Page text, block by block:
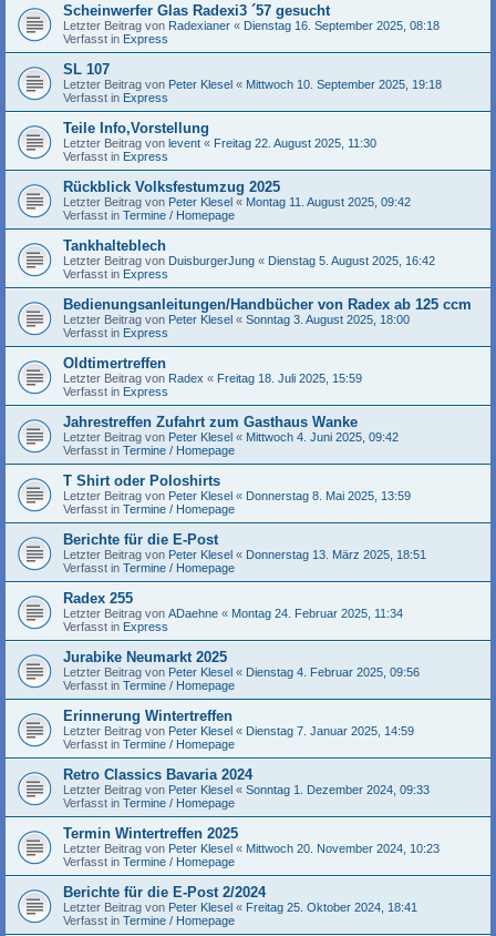
Scheinwerfer Glas Radexi3 ´57 gesucht
Letzter Beitrag von Radexianer « Dienstag 16. September 2025, 08:18
Verfasst in Express
SL 107
Letzter Beitrag von Peter Klesel « Mittwoch 10. September 2025, 19:18
Verfasst in Express
Teile Info,Vorstellung
Letzter Beitrag von levent « Freitag 22. August 2025, 11:30
Verfasst in Express
Rückblick Volksfestumzug 2025
Letzter Beitrag von Peter Klesel « Montag 11. August 2025, 09:42
Verfasst in Termine / Homepage
Tankhalteblech
Letzter Beitrag von DuisburgerJung « Dienstag 5. August 2025, 16:42
Verfasst in Express
Bedienungsanleitungen/Handbücher von Radex ab 125 ccm
Letzter Beitrag von Peter Klesel « Sonntag 3. August 2025, 18:00
Verfasst in Express
Oldtimertreffen
Letzter Beitrag von Radex « Freitag 18. Juli 2025, 15:59
Verfasst in Express
Jahrestreffen Zufahrt zum Gasthaus Wanke
Letzter Beitrag von Peter Klesel « Mittwoch 4. Juni 2025, 09:42
Verfasst in Termine / Homepage
T Shirt oder Poloshirts
Letzter Beitrag von Peter Klesel « Donnerstag 8. Mai 2025, 13:59
Verfasst in Termine / Homepage
Berichte für die E-Post
Letzter Beitrag von Peter Klesel « Donnerstag 13. März 2025, 18:51
Verfasst in Termine / Homepage
Radex 255
Letzter Beitrag von ADaehne « Montag 24. Februar 2025, 11:34
Verfasst in Express
Jurabike Neumarkt 2025
Letzter Beitrag von Peter Klesel « Dienstag 4. Februar 2025, 09:56
Verfasst in Termine / Homepage
Erinnerung Wintertreffen
Letzter Beitrag von Peter Klesel « Dienstag 7. Januar 2025, 14:59
Verfasst in Termine / Homepage
Retro Classics Bavaria 2024
Letzter Beitrag von Peter Klesel « Sonntag 1. Dezember 2024, 09:33
Verfasst in Termine / Homepage
Termin Wintertreffen 2025
Letzter Beitrag von Peter Klesel « Mittwoch 20. November 2024, 10:23
Verfasst in Termine / Homepage
Berichte für die E-Post 2/2024
Letzter Beitrag von Peter Klesel « Freitag 25. Oktober 2024, 18:41
Verfasst in Termine / Homepage